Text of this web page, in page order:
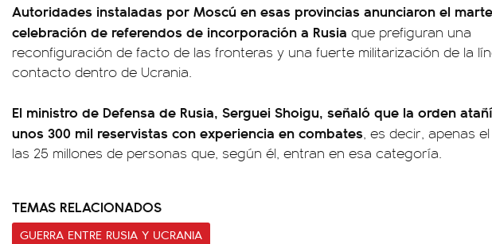
Autoridades instaladas por Moscú en esas provincias anunciaron el
celebración de referendos de incorporación a Rusia que prefiguran una
reconfiguración de facto de las fronteras y una fuerte militarización de la
contacto dentro de Ucrania.
El ministro de Defensa de Rusia, Serguei Shoigu, señaló que la orden
unos 300 mil reservistas con experiencia en combates, es decir, apenas el
las 25 millones de personas que, según él, entran en esa categoría.
TEMAS RELACIONADOS
GUERRA ENTRE RUSIA Y UCRANIA